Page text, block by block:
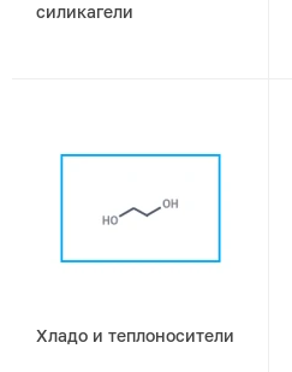
силикагели
Хладо и теплоносители